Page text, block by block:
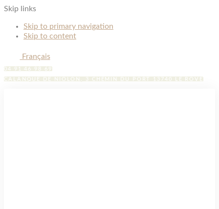
Skip links
Skip to primary navigation
Skip to content
Français
04 91 46 98 69
CALANQUE DE NIOLON, 3 CHEMIN DU PORT 13740 LE ROVE